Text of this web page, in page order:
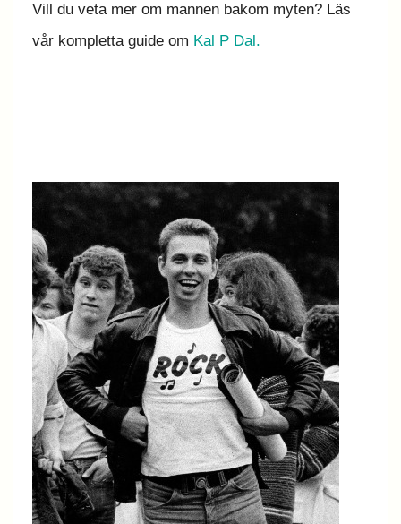
Vill du veta mer om mannen bakom myten? Läs
vår kompletta guide om Kal P Dal.